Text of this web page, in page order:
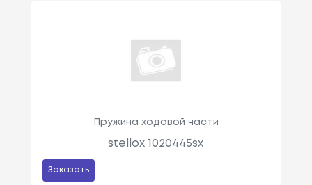
Пружина ходовой части
stellox 1020445sx
Заказать